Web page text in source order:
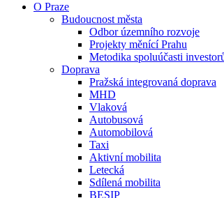
O Praze
Budoucnost města
Odbor územního rozvoje
Projekty měnící Prahu
Metodika spoluúčasti
Doprava
Pražská integrovaná doprava
MHD
Vlaková
Autobusová
Automobilová
Taxi
Aktivní mobilita
Letecká
Sdílená mobilita
BESIP